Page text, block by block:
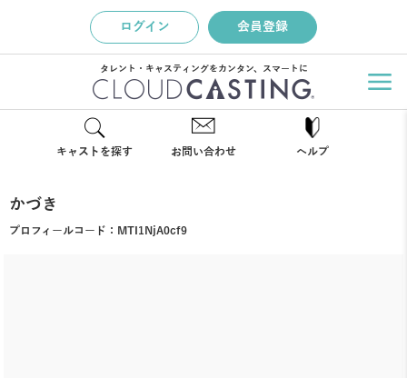
ログイン 会員登録
タレント・キャスティングをカンタン、スマートに
キャストを探す お問い合わせ ヘルプ
かづき
プロフィールコード： MTI1NjA0cf9